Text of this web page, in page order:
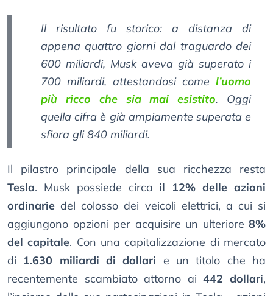
Il risultato fu storico: a distanza di
appena quattro giorni dal traguardo dei
600 miliardi, Musk aveva già superato i
700 miliardi, attestandosi come l’uomo
più ricco che sia mai esistito. Oggi
quella cifra è già ampiamente superata e
sfiora gli 840 miliardi.
Il pilastro principale della sua ricchezza resta
Tesla. Musk possiede circa il 12% delle azioni
ordinarie del colosso dei veicoli elettrici, a cui si
aggiungono opzioni per acquisire un ulteriore 8%
del capitale. Con una capitalizzazione di mercato
di 1.630 miliardi di dollari e un titolo che ha
recentemente scambiato attorno ai442 dollari,